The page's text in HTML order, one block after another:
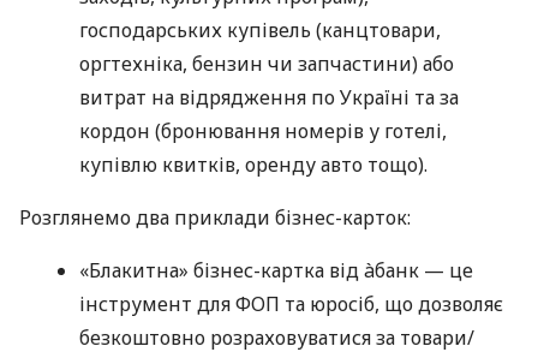
господарських купівель (канцтовари,
оргтехніка, бензин чи запчастини) або
витрат на відрядження по Україні та за
кордон (бронювання номерів у готелі,
купівлю квитків, оренду авто тощо).
Розглянемо два приклади бізнес-карток:
«Блакитна» бізнес-картка від àбанк — це
інструмент для ФОП та юросіб, що дозволяє
безкоштовно розраховуватися за товари/